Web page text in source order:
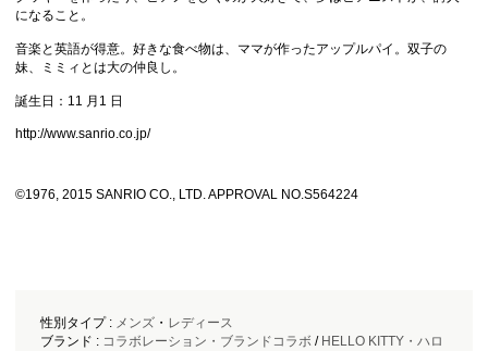
になること。
音楽と英語が得意。好きな食べ物は、ママが作ったアップルパイ。双子の
妹、ミミィとは大の仲良し。
誕生日：11 月1 日
http://www.sanrio.co.jp/
©1976, 2015 SANRIO CO., LTD. APPROVAL NO.S564224
性別タイプ : メンズ・ レディース
ブランド : コラボレーション・ブランドコラボ/ HELLO KITTY・ハロ